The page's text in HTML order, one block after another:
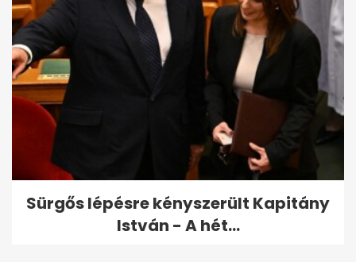
Sürgős lépésre kényszerült Kapitány
István - A hét...